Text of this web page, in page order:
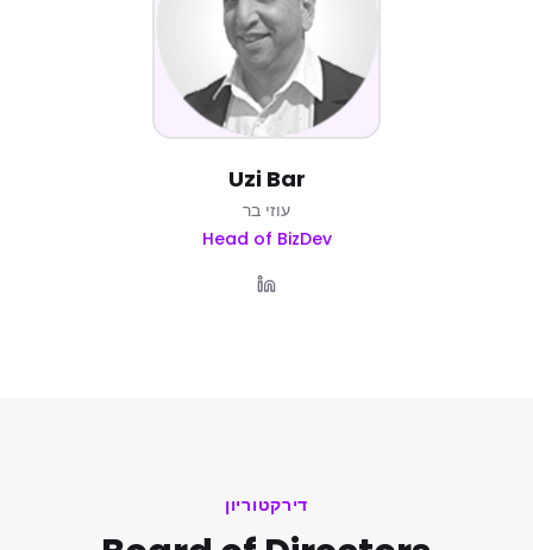
Uzi Bar
עוזי בר
Head of BizDev
דירקטוריון